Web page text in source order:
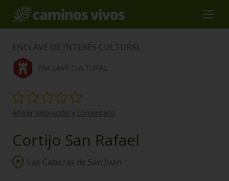
ENCLAVE DE INTERÉS CULTURAL
ENCLAVE CULTURAL
Añadir valoración y comentario
Cortijo San Rafael
Las Cabezas de San Juan